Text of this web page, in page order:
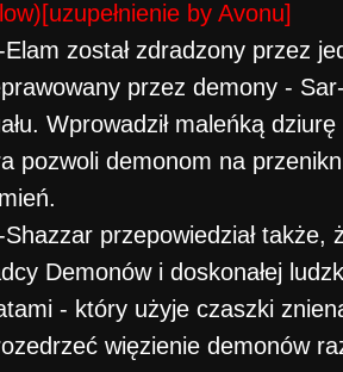
by Avonu]
Elam został zdradzony przez
przez demony -
Wprowadził maleńką
pozwoli demonom na
Shazzar przepowiedział
Demonów i doskonałej
- który użyje czaszki
więzienie demonów